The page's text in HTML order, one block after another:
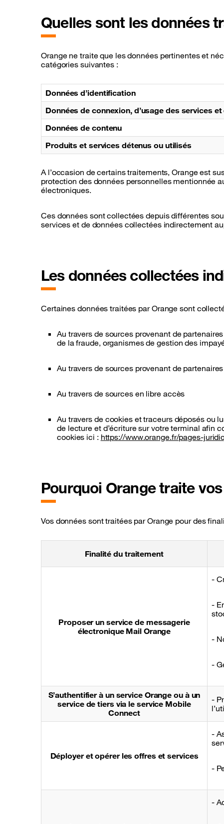
Quelles sont les données
Orange ne traite que les données pertinentes et
catégories suivantes :
Données d’identification
Données de connexion, d’usage des services
Données de contenu
Produits et services détenus ou utilisés
A l’occasion de certains traitements, Orange est
protection des données personnelles mentionnée
électroniques.
Ces données sont collectées depuis différentes
services et de données collectées indirectement
Les données collectées
Certaines données traitées par Orange sont
Au travers de sources provenant de
de la fraude, organismes de gestion des
Au travers de sources provenant de
Au travers de sources en libre accès
Au travers de cookies et traceurs déposés ou
de lecture et d’écriture sur votre terminal afin
cookies ici : https://www.orange.fr/pages-
Pourquoi Orange traite
Vos données sont traitées par Orange pour des
Finalité du traitement
Proposer un service de messagerie
électronique Mail Orange
-
-
-
-
S’authentifier à un service Orange ou à un
service de tiers via le service Mobile
Connect
-
Déployer et opérer les offres et services
-
-
-